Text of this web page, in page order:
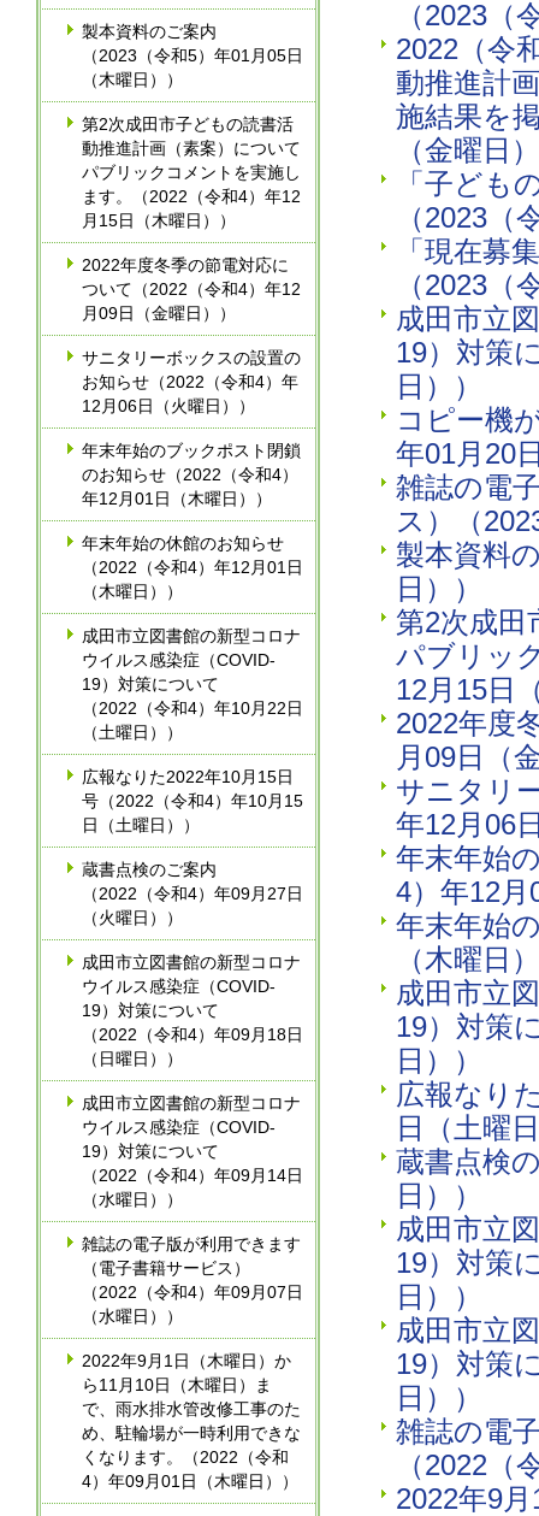
製本資料のご案内
（2023（令和5）年01月05日
（木曜日））
第2次成田市子どもの読書活
動推進計画（素案）について
パブリックコメントを実施し
ます。（2022（令和4）年12
月15日（木曜日））
2022年度冬季の節電対応に
ついて（2022（令和4）年12
月09日（金曜日））
サニタリーボックスの設置の
お知らせ（2022（令和4）年
12月06日（火曜日））
年末年始のブックポスト閉鎖
のお知らせ（2022（令和4）
年12月01日（木曜日））
年末年始の休館のお知らせ
（2022（令和4）年12月01日
（木曜日））
成田市立図書館の新型コロナ
ウイルス感染症（COVID-
19）対策について
（2022（令和4）年10月22日
（土曜日））
広報なりた2022年10月15日
号（2022（令和4）年10月15
日（土曜日））
蔵書点検のご案内
（2022（令和4）年09月27日
（火曜日））
成田市立図書館の新型コロナ
ウイルス感染症（COVID-
19）対策について
（2022（令和4）年09月18日
（日曜日））
成田市立図書館の新型コロナ
ウイルス感染症（COVID-
19）対策について
（2022（令和4）年09月14日
（水曜日））
雑誌の電子版が利用できます
（電子書籍サービス）
（2022（令和4）年09月07日
（水曜日））
2022年9月1日（木曜日）か
ら11月10日（木曜日）ま
で、雨水排水管改修工事のた
め、駐輪場が一時利用できな
くなります。（2022（令和
4）年09月01日（木曜日））
（2023（
2022（令
動推進計
施結果を
（金曜日
「子ども
（2023（
「現在募
（2023（
成田市立
19）対策
日））
コピー機
年01月20
雑誌の電
ス）（
製本資料
日））
第2次成田
パブリッ
12月15日
2022年度
月09日（
サニタリ
年12月06
年末年始
4）年12月
年末年始
（木曜日
成田市立
19）対策
日））
広報なり
日（土曜
蔵書点検
日））
成田市立
19）対策
日））
成田市立
19）対策
日））
雑誌の電
（2022（
2022年9